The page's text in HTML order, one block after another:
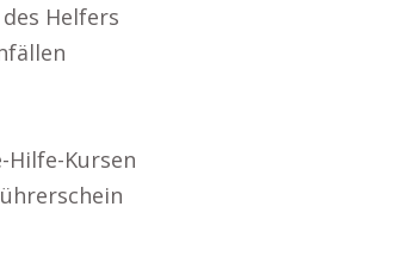
Helfers
Hilfe-Kursen